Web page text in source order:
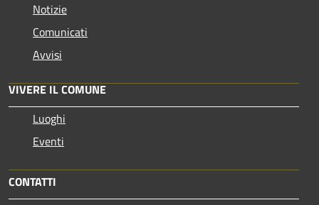
Notizie
Comunicati
Avvisi
VIVERE IL COMUNE
Luoghi
Eventi
CONTATTI